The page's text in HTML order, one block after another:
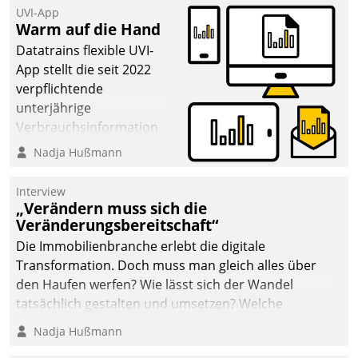
UVI-App
Warm auf die Hand
Datatrains flexible UVI-
App stellt die seit 2022
verpflichtende
unterjährige
Verbrauchsinformation
schnell, zuverlässig und
Die monatlichen
Mitteilungen zum
Heizungs- und
Wasserverbrauch gehen
automatisiert, vollständig
und auf Wunsch über
mehrere zuvor
Kommunikationswege bei
Nadja Hußmann
Interview
„Verändern muss sich die
Veränderungsbereitschaft“
Die Immobilienbranche erlebt die digitale
Transformation. Doch muss man gleich alles über
den Haufen werfen? Wie lässt sich der Wandel
tatsächlich gestalten und umsetzen? Welche
Argumente zählen wirklich?
Nadja Hußmann